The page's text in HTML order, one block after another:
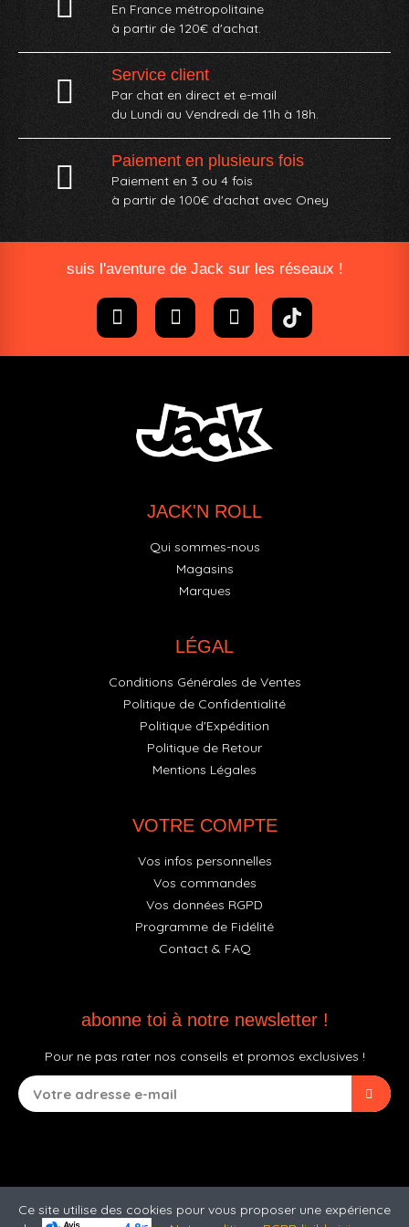
En France métropolitaine
à partir de 120€ d'achat.
Service client
Par chat en direct et e-mail
du Lundi au Vendredi de 11h à 18h.
Paiement en plusieurs fois
Paiement en 3 ou 4 fois
à partir de 100€ d'achat avec Oney​
suis l'aventure de Jack sur les réseaux !
JACK'N ROLL
Qui sommes-nous
Magasins
Marques
LÉGAL
Conditions Générales de Ventes
Politique de Confidentialité
Politique d'Expédition
Politique de Retour
Mentions Légales
VOTRE COMPTE
Vos infos personnelles
Vos commandes
Vos données RGPD
Programme de Fidélité
Contact & FAQ
abonne toi à notre newsletter !
Pour ne pas rater nos conseils et promos exclusives !
Ce site utilise des cookies pour vous proposer une expérience